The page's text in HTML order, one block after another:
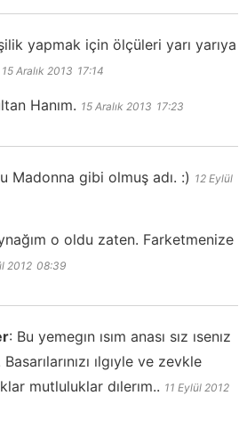
yapmak için ölçüleri yarı yarıya
15 Aralık 2013 17:14
Hanım. 15 Aralık 2013 17:23
Madonna gibi olmuş adı. :) 12 Eylül
o oldu zaten. Farketmenize
2012 08:39
: Bu yemegın ısım anası sız ısenız
ılgıyle ve zevkle
mutluluklar dılerım.. 11 Eylül 2012